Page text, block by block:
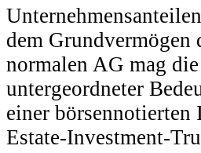
dem Grundvermögen
normalen AG mag
untergeordneter
einer
Estate-Investment-